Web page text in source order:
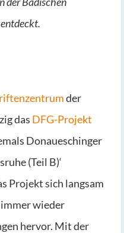
der
das DFG-Projekt
Donaueschinger
(Teil B)‘
Projekt sich langsam
wieder
hervor. Mit der